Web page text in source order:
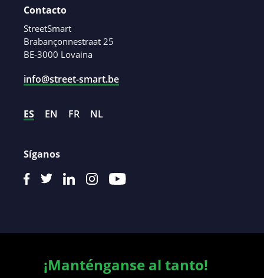
Contacto
StreetSmart
Brabançonnestraat 25
BE-3000 Lovaina
info@street-smart.be
ES EN FR NL
Síganos
¡Manténganse al tanto!